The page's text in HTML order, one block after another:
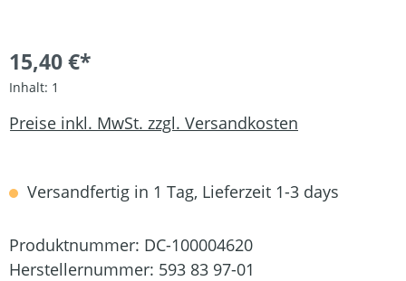
15,40 €*
Inhalt: 1
Preise inkl. MwSt. zzgl. Versandkosten
Versandfertig in 1 Tag, Lieferzeit 1-3 days
Produktnummer: DC-100004620
Herstellernummer: 593 83 97-01